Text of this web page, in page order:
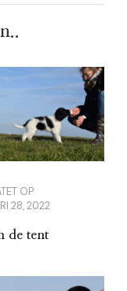
OP
28, 2022
de tent